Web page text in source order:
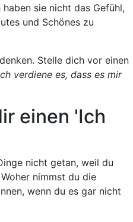
sie nicht das Gefühl,
und Schönes zu
Stelle dich vor einen
verdiene es, dass es mir
einen 'Ich
nicht getan, weil du
nimmst du die
wenn du es gar nicht